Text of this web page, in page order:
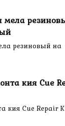
мела
резиновый на
кия Cue
кия Cue Repair